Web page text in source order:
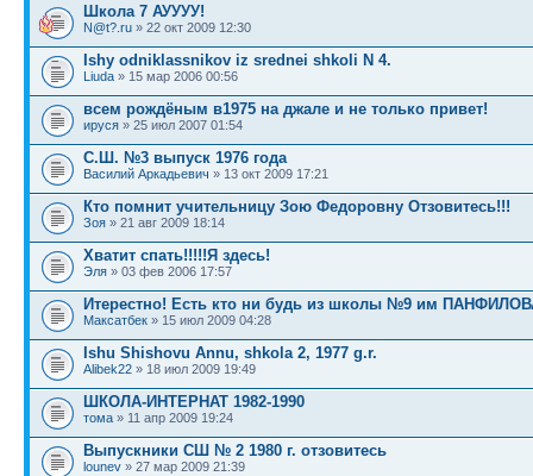
Школа 7 АУУУУ!
N@t?.ru » 22 окт 2009 12:30
Ishy odniklassnikov iz srednei shkoli N 4.
Liuda » 15 мар 2006 00:56
всем рождёным в1975 на джале и не только привет!
ируся » 25 июл 2007 01:54
С.Ш. №3 выпуск 1976 года
Василий Аркадьевич » 13 окт 2009 17:21
Кто помнит учительницу Зою Федоровну Отзовитесь!!!
Зоя » 21 авг 2009 18:14
Хватит спать!!!!!Я здесь!
Эля » 03 фев 2006 17:57
Итерестно! Есть кто ни будь из школы №9 им
Максатбек » 15 июл 2009 04:28
Ishu Shishovu Annu, shkola 2, 1977 g.r.
Alibek22 » 18 июл 2009 19:49
ШКОЛА-ИНТЕРНАТ 1982-1990
тома » 11 апр 2009 19:24
Выпускники СШ № 2 1980 г. отзовитесь
lounev » 27 мар 2009 21:39